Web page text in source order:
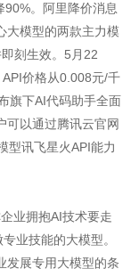
。阿里降价消息
大模型的两款主力模
刻生效。5月22
价格从0.008元/千
旗下AI代码助手全面
可以通过腾讯云官网
型讯飞星火API能力
业拥抱AI技术要走
业技能的大模型。
发展专用大模型的条